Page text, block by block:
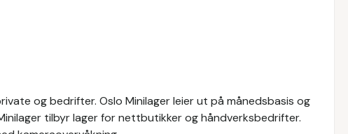
og bedrifter. Oslo Minilager leier ut på månedsbasis og
tilbyr lager for nettbutikker og håndverksbedrifter.